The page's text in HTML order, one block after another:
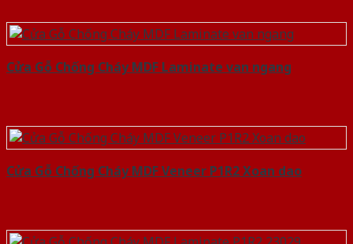
Cửa Gỗ Chống Cháy MDF Laminate van ngang
Cửa Gỗ Chống Cháy MDF Veneer P1R2 Xoan dao